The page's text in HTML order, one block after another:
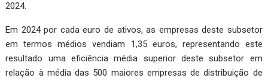
2024.
Em 2024 por cada euro de ativos, as empresas deste subsetor
em termos médios vendiam 1,35 euros, representando este
resultado uma eficiência média superior deste subsetor em
relação à média das 500 maiores empresas de distribuição de